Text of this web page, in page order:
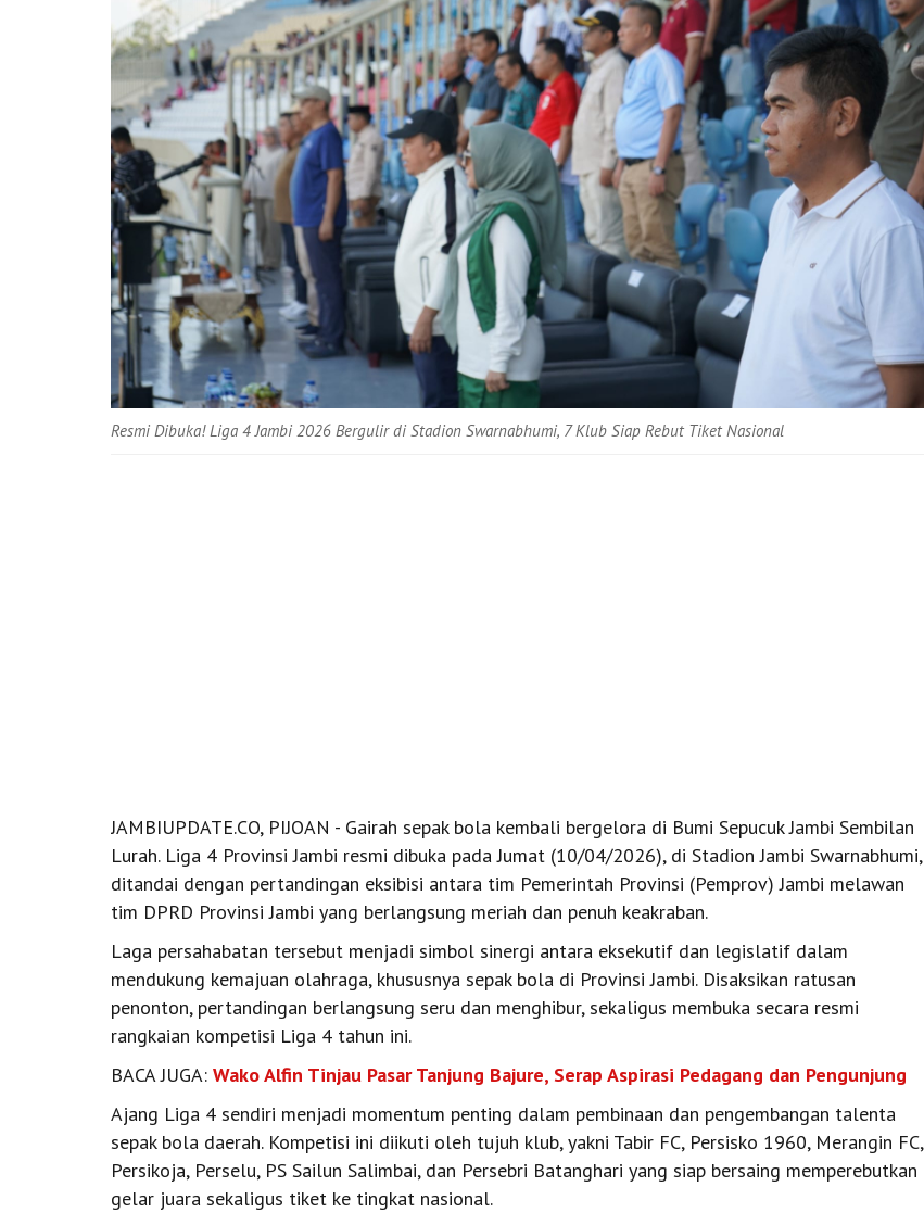
Resmi Dibuka! Liga 4 Jambi 2026 Bergulir di Stadion Swarnabhumi, 7 Klub Siap Rebut Tiket Nasional
JAMBIUPDATE.CO, PIJOAN - Gairah sepak bola kembali bergelora di Bumi Sepucuk Jambi Sembilan
Lurah. Liga 4 Provinsi Jambi resmi dibuka pada Jumat (10/04/2026), di Stadion Jambi Swarnabhumi,
ditandai dengan pertandingan eksibisi antara tim Pemerintah Provinsi (Pemprov) Jambi melawan
tim DPRD Provinsi Jambi yang berlangsung meriah dan penuh keakraban.
Laga persahabatan tersebut menjadi simbol sinergi antara eksekutif dan legislatif dalam
mendukung kemajuan olahraga, khususnya sepak bola di Provinsi Jambi. Disaksikan ratusan
penonton, pertandingan berlangsung seru dan menghibur, sekaligus membuka secara resmi
rangkaian kompetisi Liga 4 tahun ini.
BACA JUGA: Wako Alfin Tinjau Pasar Tanjung Bajure, Serap Aspirasi Pedagang dan Pengunjung
Ajang Liga 4 sendiri menjadi momentum penting dalam pembinaan dan pengembangan talenta
sepak bola daerah. Kompetisi ini diikuti oleh tujuh klub, yakni Tabir FC, Persisko 1960, Merangin FC,
Persikoja, Perselu, PS Sailun Salimbai, dan Persebri Batanghari yang siap bersaing memperebutkan
gelar juara sekaligus tiket ke tingkat nasional.